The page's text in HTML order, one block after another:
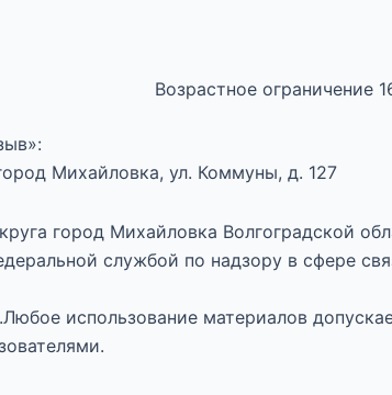
Возрастное ограничение
Михайловка, ул. Коммуны, д. 127
город Михайловка Волгоградской
службой по надзору в сфере
использование материалов